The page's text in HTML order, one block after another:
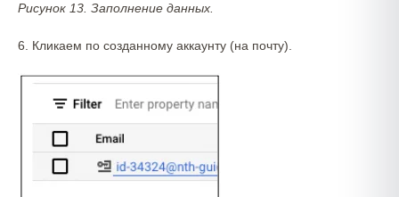
Рисунок 13. Заполнение данных.
6. Кликаем по созданному аккаунту (на почту).